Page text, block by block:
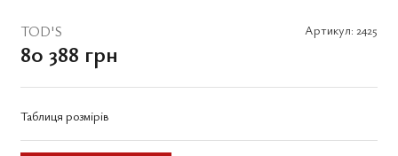
TOD'S Артикул: 2425
80 388 грн
Таблиця розмірів